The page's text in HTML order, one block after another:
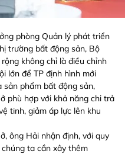
phòng Quản lý phát triển
trường bất động sản, Bộ
không chỉ là điều chỉnh
lớn để TP định hình mới
sản phẩm bất động sản,
phù hợp với khả năng chi trả
tinh, giảm áp lực lên khu
ông Hải nhận định, với quy
ta cần xây thêm